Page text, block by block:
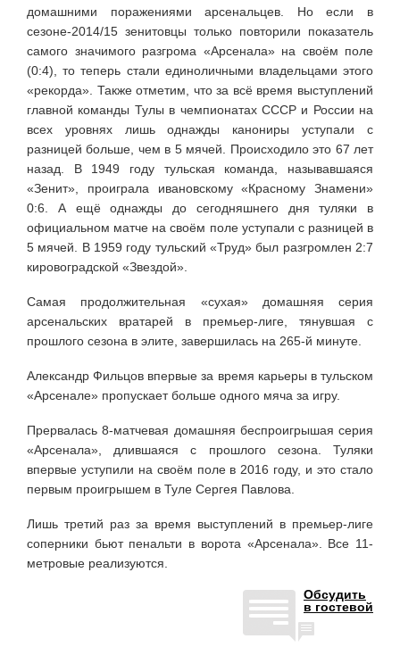
домашними поражениями арсенальцев. Но если в
сезоне-2014/15 зенитовцы только повторили показатель
самого значимого разгрома «Арсенала» на своём поле
(0:4), то теперь стали единоличными владельцами этого
«рекорда». Также отметим, что за всё время выступлений
главной команды Тулы в чемпионатах СССР и России на
всех уровнях лишь однажды канониры уступали с
разницей больше, чем в 5 мячей. Происходило это 67 лет
назад. В 1949 году тульская команда, называвшаяся
«Зенит», проиграла ивановскому «Красному Знамени»
0:6. А ещё однажды до сегодняшнего дня туляки в
официальном матче на своём поле уступали с разницей в
5 мячей. В 1959 году тульский «Труд» был разгромлен 2:7
кировоградской «Звездой».
Самая продолжительная «сухая» домашняя серия
арсенальских вратарей в премьер-лиге, тянувшая с
прошлого сезона в элите, завершилась на 265-й минуте.
Александр Фильцов впервые за время карьеры в тульском
«Арсенале» пропускает больше одного мяча за игру.
Прервалась 8-матчевая домашняя беспроигрышая серия
«Арсенала», длившаяся с прошлого сезона. Туляки
впервые уступили на своём поле в 2016 году, и это стало
первым проигрышем в Туле Сергея Павлова.
Лишь третий раз за время выступлений в премьер-лиге
соперники бьют пенальти в ворота «Арсенала». Все 11-
метровые реализуются.
Обсудить
в гостевой